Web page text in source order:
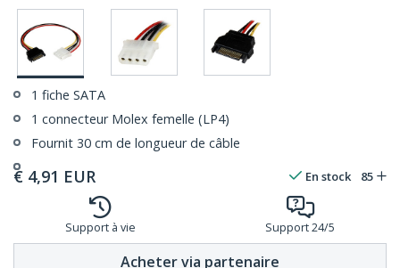
1 fiche SATA
1 connecteur Molex femelle (LP4)
Fournit 30 cm de longueur de câble
€ 4,91 EUR En stock 85
Support à vie Support 24/5
Acheter via partenaire